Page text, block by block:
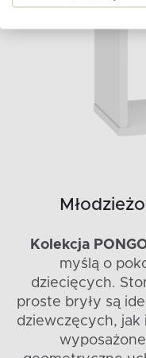
Kolekcja
myślą o
dziecięcych.
proste bryły są
dziewczęcych, jak